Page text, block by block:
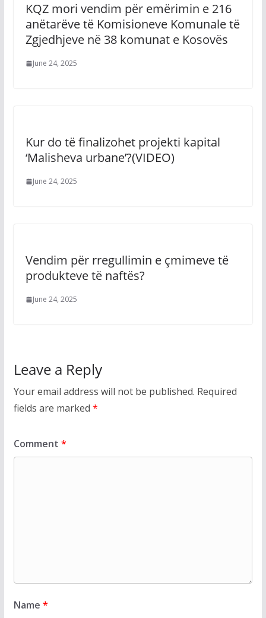
KQZ mori vendim për emërimin e 216
anëtarëve të Komisioneve Komunale të
Zgjedhjeve në 38 komunat e Kosovës
June 24, 2025
Kur do të finalizohet projekti kapital
‘Malisheva urbane’?(VIDEO)
June 24, 2025
Vendim për rregullimin e çmimeve të
produkteve të naftës?
June 24, 2025
Leave a Reply
Your email address will not be published. Required
fields are marked *
Comment *
Name *